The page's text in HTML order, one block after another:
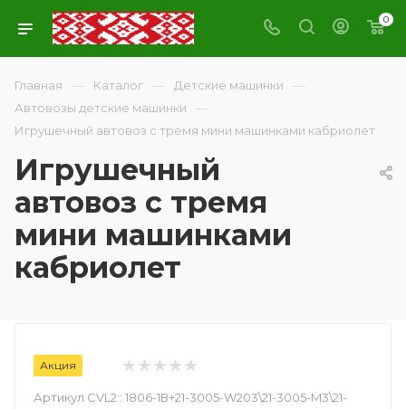
0
Главная — Каталог — Детские машинки —
Автовозы детские машинки —
Игрушечный автовоз с тремя мини машинками кабриолет
Игрушечный
автовоз с тремя
мини машинками
кабриолет
Акция
Артикул CVL2:: 1806-1В+21-3005-W203\21-3005-M3\21-